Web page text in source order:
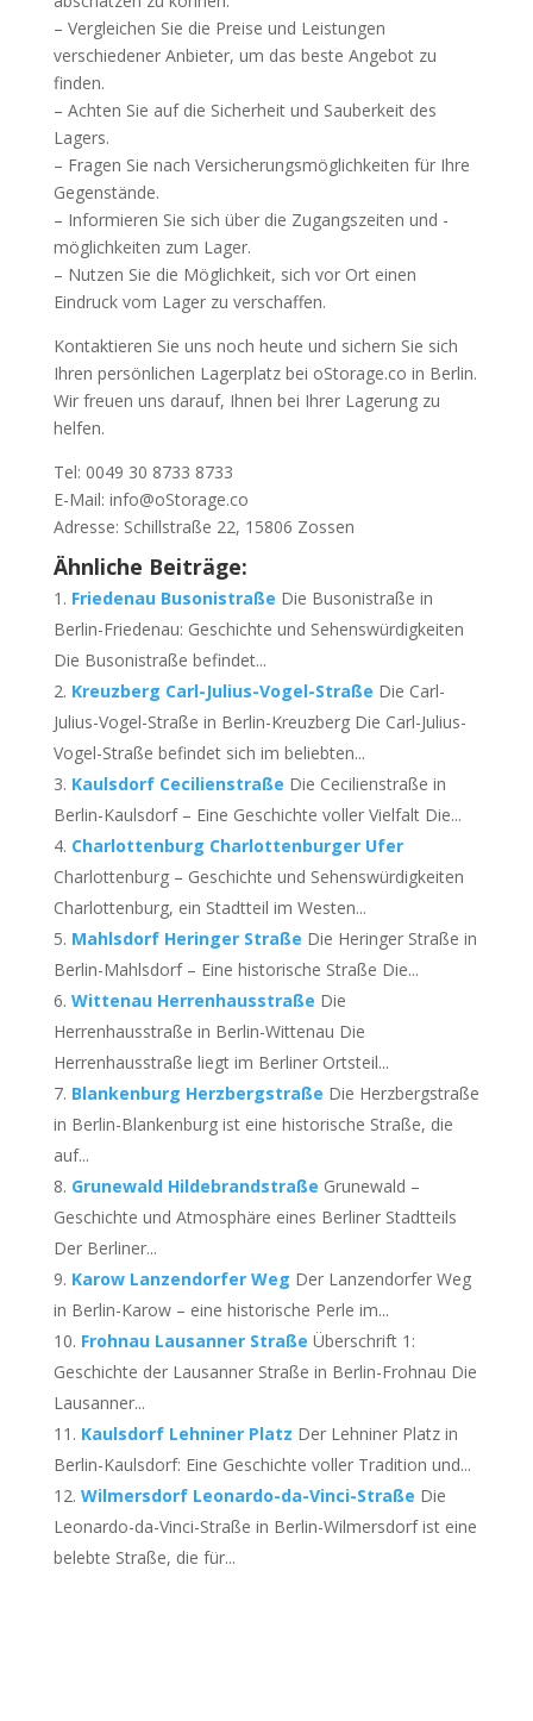
– Vergleichen Sie die Preise und Leistungen
verschiedener Anbieter, um das beste Angebot zu
finden.
– Achten Sie auf die Sicherheit und Sauberkeit des
Lagers.
– Fragen Sie nach Versicherungsmöglichkeiten für Ihre
Gegenstände.
– Informieren Sie sich über die Zugangszeiten und -
möglichkeiten zum Lager.
– Nutzen Sie die Möglichkeit, sich vor Ort einen
Eindruck vom Lager zu verschaffen.
Kontaktieren Sie uns noch heute und sichern Sie sich
Ihren persönlichen Lagerplatz bei oStorage.co in Berlin.
Wir freuen uns darauf, Ihnen bei Ihrer Lagerung zu
helfen.
Tel: 0049 30 8733 8733
E-Mail: info@oStorage.co
Adresse: Schillstraße 22, 15806 Zossen
Ähnliche Beiträge:
Friedenau Busonistraße Die Busonistraße in
Berlin-Friedenau: Geschichte und Sehenswürdigkeiten
Die Busonistraße befindet...
Kreuzberg Carl-Julius-Vogel-Straße Die Carl-
Julius-Vogel-Straße in Berlin-Kreuzberg Die Carl-Julius-
Vogel-Straße befindet sich im beliebten...
Kaulsdorf Cecilienstraße Die Cecilienstraße in
Berlin-Kaulsdorf – Eine Geschichte voller Vielfalt Die...
Charlottenburg Charlottenburger Ufer
Charlottenburg – Geschichte und Sehenswürdigkeiten
Charlottenburg, ein Stadtteil im Westen...
Mahlsdorf Heringer Straße Die Heringer Straße in
Berlin-Mahlsdorf – Eine historische Straße Die...
Wittenau Herrenhausstraße Die
Herrenhausstraße in Berlin-Wittenau Die
Herrenhausstraße liegt im Berliner Ortsteil...
Blankenburg Herzbergstraße Die Herzbergstraße
in Berlin-Blankenburg ist eine historische Straße, die
auf...
Grunewald Hildebrandstraße Grunewald –
Geschichte und Atmosphäre eines Berliner Stadtteils
Der Berliner...
Karow Lanzendorfer Weg Der Lanzendorfer Weg
in Berlin-Karow – eine historische Perle im...
Frohnau Lausanner Straße Überschrift 1:
Geschichte der Lausanner Straße in Berlin-Frohnau Die
Lausanner...
Kaulsdorf Lehniner Platz Der Lehniner Platz in
Berlin-Kaulsdorf: Eine Geschichte voller Tradition und...
Wilmersdorf Leonardo-da-Vinci-Straße Die
Leonardo-da-Vinci-Straße in Berlin-Wilmersdorf ist eine
belebte Straße, die für...